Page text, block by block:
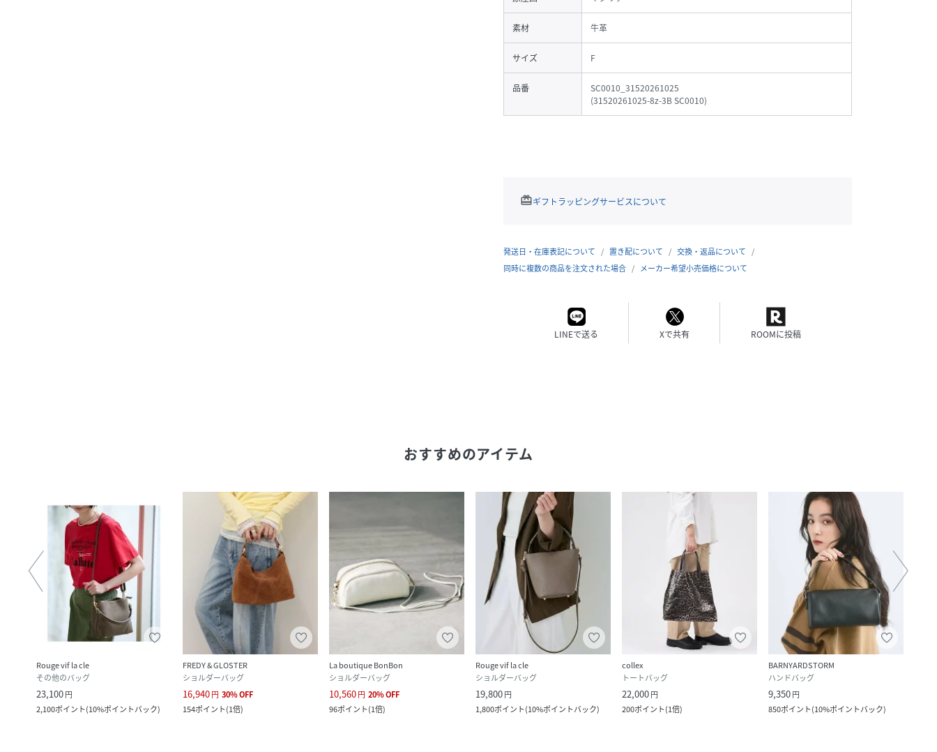
素材 牛革
サイズ F
品番
SC0010_31520261025
(31520261025-8z-3B SC0010)
redeemギフトラッピングサービスについて
発送日・在庫表記について 置き配について
交換・返品について
同時に複数の商品を注文された場合
メーカー希望小売価格について
LINEで送る Xで共有 ROOMに投稿
おすすめのアイテム
Rouge vif la cle
その他のバッグ
23,100円
2,100ポイント(10%ポイントバック)
FREDY & GLOSTER
ショルダーバッグ
16,940円 30%OFF
154ポイント(1倍)
La boutique BonBon
ショルダーバッグ
10,560円 20%OFF
96ポイント(1倍)
Rouge vif la cle
ショルダーバッグ
19,800円
1,800ポイント(10%ポイントバック)
collex
トートバッグ
22,000円
200ポイント(1倍)
BARNYARDSTORM
ハンドバッグ
9,350円
850ポイント(10%ポイントバック)